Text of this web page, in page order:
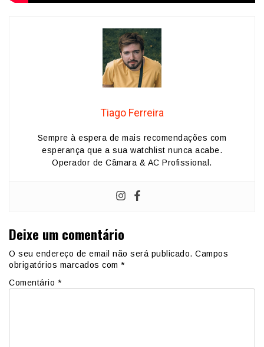
Tiago Ferreira
Sempre à espera de mais recomendações com
esperança que a sua watchlist nunca acabe.
Operador de Câmara & AC Profissional.
Deixe um comentário
O seu endereço de email não será publicado. Campos
obrigatórios marcados com *
Comentário *